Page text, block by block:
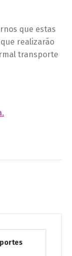
que estas
realizarão
transporte